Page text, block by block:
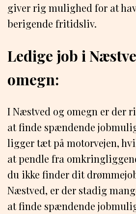
giver rig mulighed for at
berigende fritidsliv.
Ledige job i
omegn:
I Næstved og omegn er der
at finde spændende
ligger tæt på motorvejen,
at pendle fra
du ikke finder dit
Næstved, er der stadig
at finde spændende